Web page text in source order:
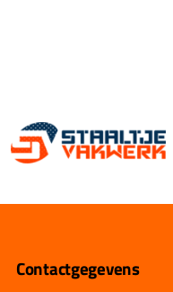
Contactgegevens